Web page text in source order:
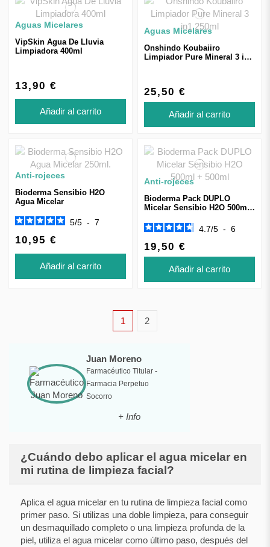
Aguas Micelares
VipSkin Agua De Lluvia
Limpiadora 400ml
13,90 €
Añadir al carrito
Aguas Micelares
Onshindo Koubaiiro
Limpiador Pure Mineral 3 in1
25,50 €
Añadir al carrito
Anti-rojeces
Bioderma Sensibio H2O
Agua Micelar
5/5 - 7
10,95 €
Añadir al carrito
Anti-rojeces
Bioderma Pack DUPLO
Micelar Sensibio H2O 500ml
4.7/5 - 6
19,50 €
Añadir al carrito
1 2
Juan Moreno
Farmacéutico Titular -
Farmacia Perpetuo
Socorro
+ Info
¿Cuándo debo aplicar el agua micelar en
mi rutina de limpieza facial?
Aplica el agua micelar en tu rutina de limpieza facial como
primer paso. Si utilizas una doble limpieza, para conseguir
un desmaquillado completo o una limpieza profunda de la
piel, utiliza el agua micelar como último paso, después del